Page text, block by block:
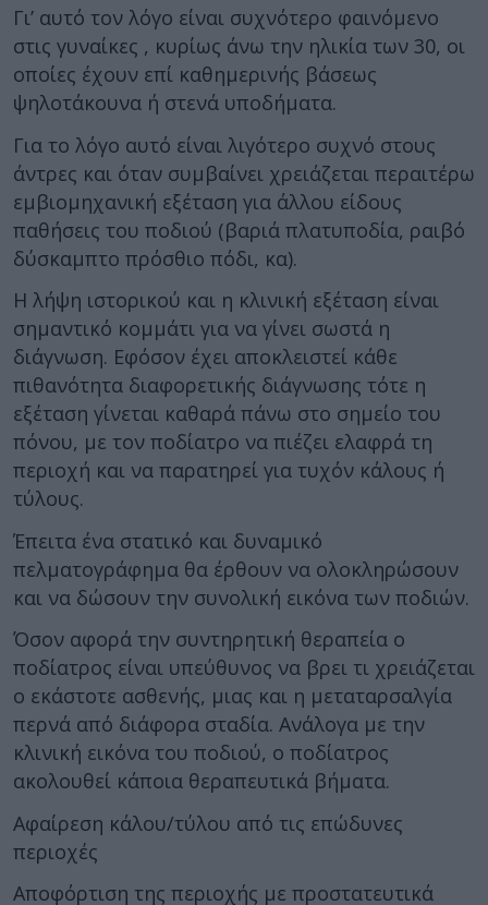
Γι’ αυτό τον λόγο είναι συχνότερο φαινόμενο
στις γυναίκες , κυρίως άνω την ηλικία των 30, οι
οποίες έχουν επί καθημερινής βάσεως
ψηλοτάκουνα ή στενά υποδήματα.
Για το λόγο αυτό είναι λιγότερο συχνό στους
άντρες και όταν συμβαίνει χρειάζεται περαιτέρω
εμβιομηχανική εξέταση για άλλου είδους
παθήσεις του ποδιού (βαριά πλατυποδία, ραιβό
δύσκαμπτο πρόσθιο πόδι, κα).
Η λήψη ιστορικού και η κλινική εξέταση είναι
σημαντικό κομμάτι για να γίνει σωστά η
διάγνωση. Εφόσον έχει αποκλειστεί κάθε
πιθανότητα διαφορετικής διάγνωσης τότε η
εξέταση γίνεται καθαρά πάνω στο σημείο του
πόνου, με τον ποδίατρο να πιέζει ελαφρά τη
περιοχή και να παρατηρεί για τυχόν κάλους ή
τύλους.
Έπειτα ένα στατικό και δυναμικό
πελματογράφημα θα έρθουν να ολοκληρώσουν
και να δώσουν την συνολική εικόνα των ποδιών.
Όσον αφορά την συντηρητική θεραπεία ο
ποδίατρος είναι υπεύθυνος να βρει τι χρειάζεται
ο εκάστοτε ασθενής, μιας και η μεταταρσαλγία
περνά από διάφορα σταδία. Ανάλογα με την
κλινική εικόνα του ποδιού, ο ποδίατρος
ακολουθεί κάποια θεραπευτικά βήματα.
Αφαίρεση κάλου/τύλου από τις επώδυνες
περιοχές
Αποφόρτιση της περιοχής με προστατευτικά